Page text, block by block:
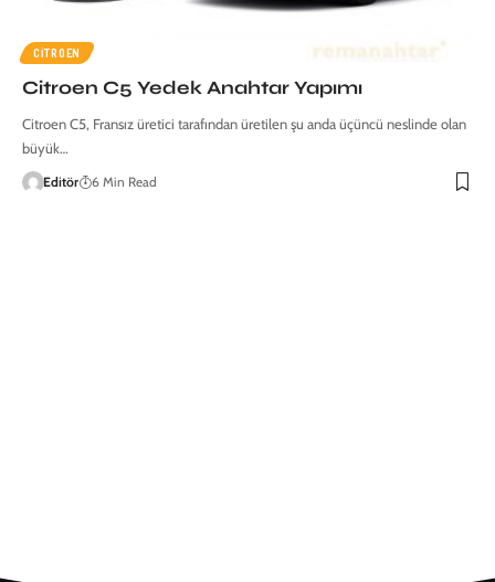
CITROEN
Citroen C5 Yedek Anahtar Yapımı
Citroen C5, Fransız üretici tarafından üretilen şu anda üçüncü neslinde olan
büyük…
Editör 6 Min Read